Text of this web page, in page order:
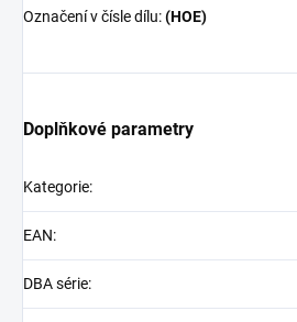
Označení v čísle dílu:(HOE)
Doplňkové parametry
Kategorie:
EAN:
DBA série: